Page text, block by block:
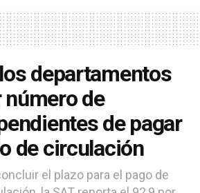
departamentos
de
de pagar
de circulación
el plazo para el pago de